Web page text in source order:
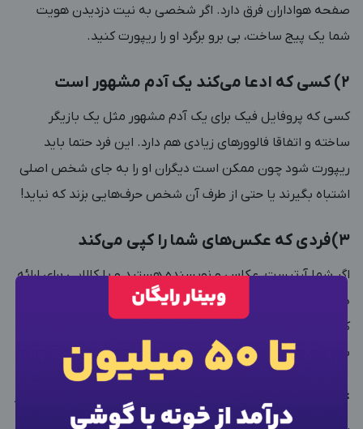
صفحه هواداران فرق دارد. اگر شخصی به نیت دزدیدن هویت
شما یک پیج ساخت، بی برو برگرد او را ریپورت کنید.
۲) کسی که ادعا می‌کند یک آدم مشهور است
کسی که پروفایل فیک برای یک آدم مشهور مثل یک بازیگر
ساخته و اتفاقا فالوورهای زیادی هم دارد. این فرد حتما باید
ریپورت شود چون ممکن است دیگران او را به جای شخص اصلی
اشتباه بگیرند یا حتی از طرف آن شخص حرف‌هایی بزند که نباید!
3)فردی که عکس‌های شما را کپی می‌کند
اگر شما آرتیست، عکاس و نویسنده هستید و یا کالایی برای ارائه
دارید حتما با مسئله کپی شدن کارهایتان مواجه شده‌اید. اگر
کسی محتواهایی که خودتان تولید کرده‌اید را کپی کرد، آن هم
بدون ذکر منبع، حتما او را ریپورت کنید.
4) آدم‌هایی که محتوای غیراخلاقی منتشر می‌کنند
ورود به حساب کاربری
بعد از ثبت شماره کد برای شما پیامک خواهد شد